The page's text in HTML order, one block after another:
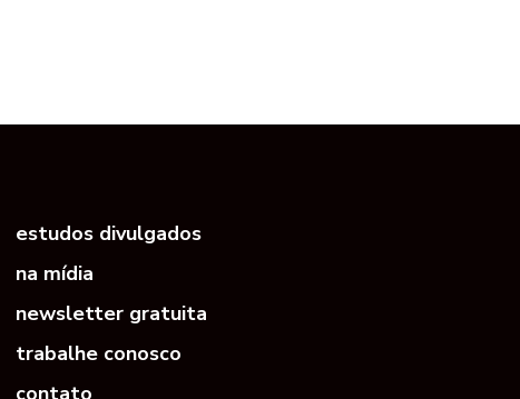
estudos divulgados
na mídia
newsletter gratuita
trabalhe conosco